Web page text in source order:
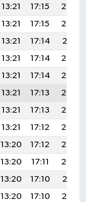
13:21 17:15
20:33
13:21 17:15
20:32
13:21 17:14
20:31
13:21 17:14
20:30
13:21 17:14
20:28
13:21 17:13
20:27
13:21 17:13
20:26
13:21 17:12
20:25
13:20 17:12
20:23
13:20 17:11
20:22
13:20 17:10
20:21
13:20 17:10
20:19